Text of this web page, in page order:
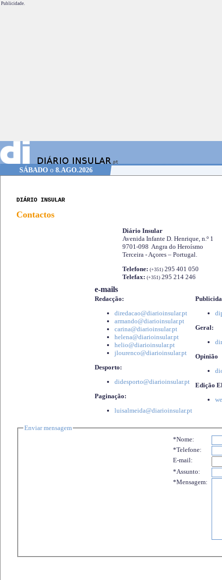
Publicidade.
SÁBADOo 8.AGO.2026
DIÁRIO INSULAR
Contactos
Diário Insular
Avenida Infante D. Henrique, n.º 1
9701-098 Angra do Heroísmo
Terceira - Açores – Portugal.
Telefone: (+351) 295 401 050
Telefax: (+351) 295 214 246
e-mails
Redacção:
diredacao@diarioinsular.pt
armando@diarioinsular.pt
carina@diarioinsular.pt
helena@diarioinsular.pt
helio@diarioinsular.pt
jlourenco@diarioinsular.pt
Desporto:
didesporto@diarioinsular.pt
Paginação:
luisalmeida@diarioinsular.pt
Geral:
Opinião
Edição
Enviar mensagem
*Nome:
*Telefone:
E-mail:
*Assunto:
*Mensagem: